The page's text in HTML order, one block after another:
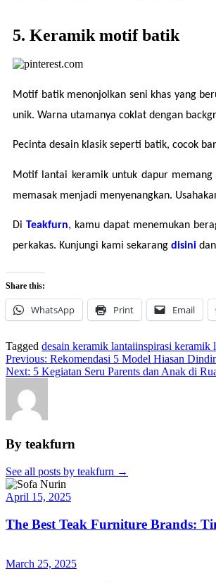
5. Keramik motif batik
Motif batik menonjolkan seni khas yang
unik. Warna utamanya coklat dengan
Pecinta desain klasik seperti batik, cocok
Motif lantai keramik untuk dapur
memasak menjadi menyenangkan.
Di Teakfurn, kamu dapat menemukan
perkakas. Kunjungi kami sekarang disini
Share this:
WhatsApp Print Email
Tagged desain keramik lantaiinspirasi keramik
Previous: Rekomendasi 5 Model Hiasan
Next: 5 Kegiatan Seru Parents dan Anak di
By teakfurn
See all posts by teakfurn →
April 15, 2025
The Best Teak Furniture Brands:
March 25, 2025